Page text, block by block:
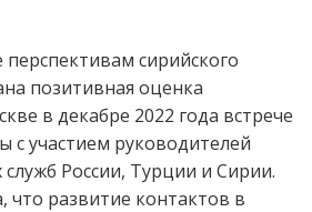
сирийского
позитивная оценка
в декабре 2022 года встрече
с участием руководителей
России, Турции и Сирии.
развитие контактов в